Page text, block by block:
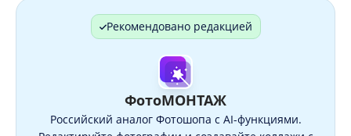
Рекомендовано редакцией
ФотоМОНТАЖ
Российский аналог Фотошопа с AI-функциями.